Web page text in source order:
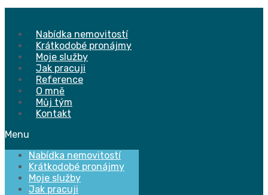
Přejít
obsahuNabídka nemovitostí
Krátkodobé pronájmy
Moje služby
Jak pracuji
Reference
O mně
Můj tým
Kontakt
Menu
Nabídka nemovitostí
Krátkodobé pronájmy
Moje služby
Jak pracuji